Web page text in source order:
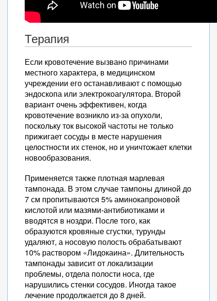
Терапия
Если кровотечение вызвано причинами
местного характера, в медицинском
учреждении его останавливают с помощью
эндоскопа или электрокоагулятора. Второй
вариант очень эффективен, когда
кровотечение возникло из-за опухоли,
поскольку ток высокой частоты не только
прижигает сосуды в месте нарушения
целостности их стенок, но и уничтожает клетки
новообразования.
Применяется также плотная марлевая
тампонада. В этом случае тампоны длиной до
7 см пропитываются 5% аминокапроновой
кислотой или мазями-антибиотиками и
вводятся в ноздри. После того, как
образуются кровяные сгустки, турунды
удаляют, а носовую полость обрабатывают
10% раствором «Лидокаина». Длительность
тампонады зависит от локализации
проблемы, отдела полости носа, где
нарушились стенки сосудов. Иногда такое
лечение продолжается до 8 дней.